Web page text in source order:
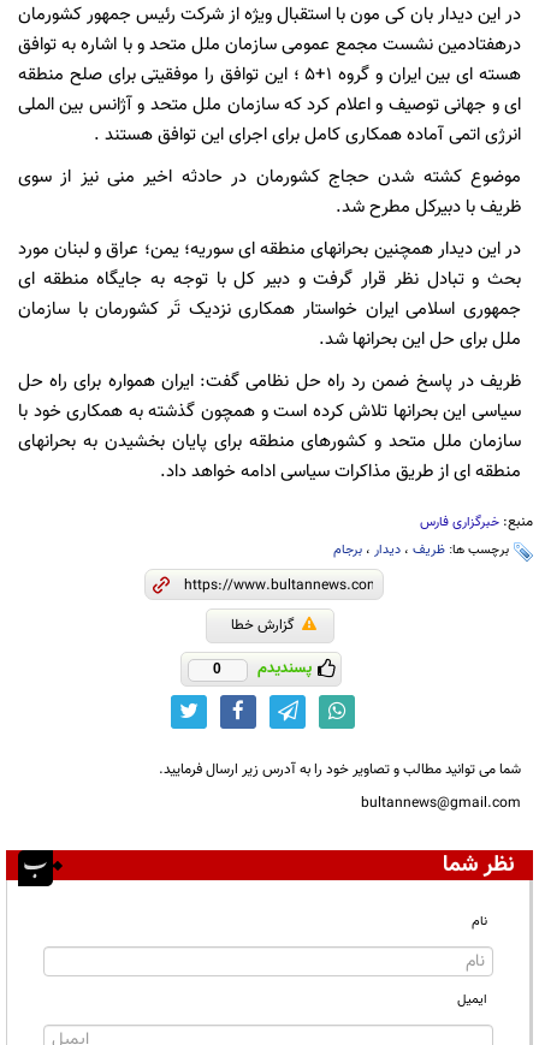
در این دیدار بان کی مون با استقبال ویژه از شرکت رئیس جمهور کشورمان
درهفتادمین نشست مجمع عمومی سازمان ملل متحد و با اشاره به توافق
هسته ای بین ایران و گروه 1+5 ؛ این توافق را موفقیتی برای صلح منطقه
ای و جهانی توصیف و اعلام کرد که سازمان ملل متحد و آژانس بین الملی
انرژی اتمی آماده همکاری کامل برای اجرای این توافق هستند .
موضوع کشته شدن حجاج کشورمان در حادثه اخیر منی نیز از سوی
ظریف با دبیرکل مطرح شد.
در این دیدار همچنین بحرانهای منطقه ای سوریه؛ یمن؛ عراق و لبنان مورد
بحث و تبادل نظر قرار گرفت و دبیر کل با توجه به جایگاه منطقه ای
جمهوری اسلامی ایران خواستار همکاری نزدیک تَر کشورمان با سازمان
ملل برای حل این بحرانها شد.
ظریف در پاسخ ضمن رد راه حل نظامی گفت: ایران همواره برای راه حل
سیاسی این بحرانها تلاش کرده است و همچون گذشته به همکاری خود با
سازمان ملل متحد و کشورهای منطقه برای پایان بخشیدن به بحرانهای
منطقه ای از طریق مذاکرات سیاسی ادامه خواهد داد.
منبع: خبرگزاری فارس
برچسب ها: ظریف ، دیدار ، برجام
گزارش خطا
پسندیدم 0
شما می توانید مطالب و تصاویر خود را به آدرس زیر ارسال فرمایید.
bultannews@gmail.com
نظر شما
نام
ایمیل